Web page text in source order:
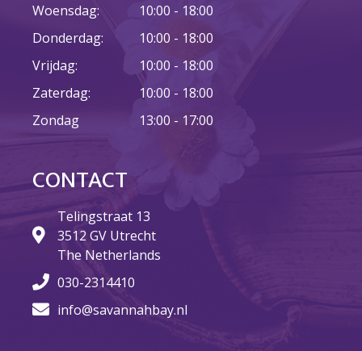
mei 2026
april 2026
maart 2026
februari 2026
januari 2026
oktober 2025
Woensdag:
Donderdag:
Vrijdag:
Zaterdag:
Zondag
10:00 - 18:00
10:00 - 18:00
10:00 - 18:00
10:00 - 18:00
13:00 - 17:00
CONTACT
Telingstraat 13
3512 GV Utrecht
The Netherlands
030-2314410
info@savannahbay.nl